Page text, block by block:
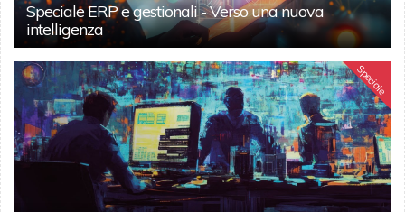
Speciale ERP e gestionali - Verso una nuova
intelligenza
Speciale